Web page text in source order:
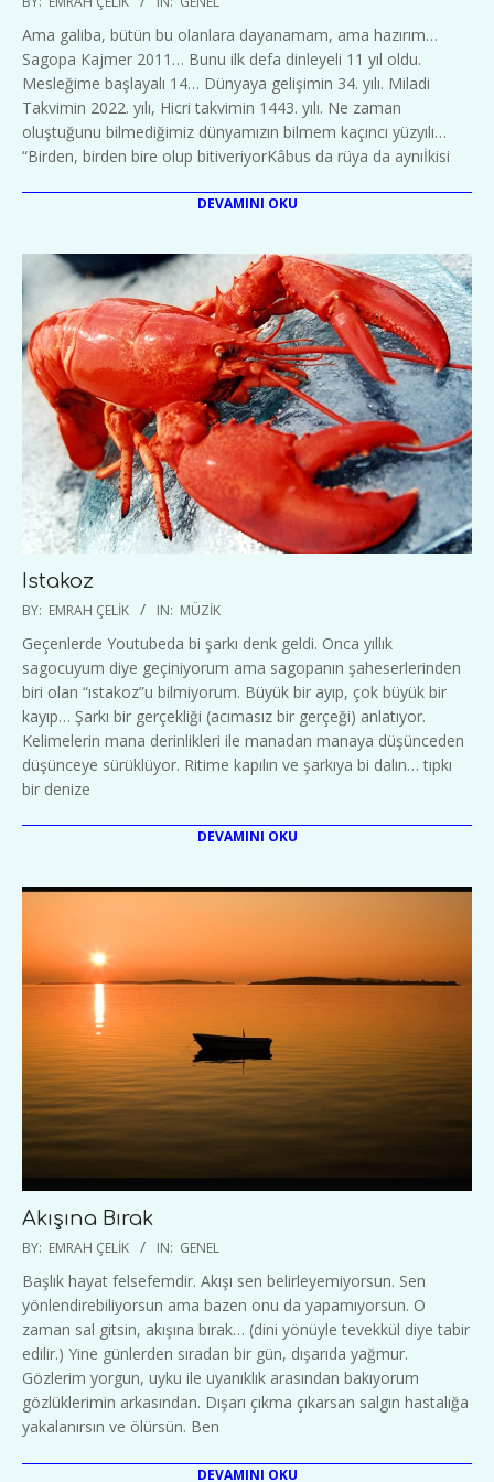
06
Ama galiba, bütün bu olanlara dayanamam, ama hazırım…
Sagopa Kajmer 2011… Bunu ilk defa dinleyeli 11 yıl oldu.
Mesleğime başlayalı 14… Dünyaya gelişimin 34. yılı. Miladi
Takvimin 2022. yılı, Hicri takvimin 1443. yılı. Ne zaman
oluştuğunu bilmediğimiz dünyamızın bilmem kaçıncı yüzyılı…
“Birden, birden bire olup bitiveriyorKâbus da rüya da aynıİkisi
DEVAMINI OKU
Istakoz
2020-
13
BY: EMRAH ÇELIK IN: MÜZIK
Geçenlerde Youtubeda bi şarkı denk geldi. Onca yıllık
sagocuyum diye geçiniyorum ama sagopanın şaheserlerinden
biri olan “ıstakoz”u bilmiyorum. Büyük bir ayıp, çok büyük bir
kayıp… Şarkı bir gerçekliği (acımasız bir gerçeği) anlatıyor.
Kelimelerin mana derinlikleri ile manadan manaya düşünceden
düşünceye sürüklüyor. Ritime kapılın ve şarkıya bi dalın… tıpkı
bir denize
DEVAMINI OKU
Akışına Bırak
2020-
01
BY: EMRAH ÇELIK IN: GENEL
Başlık hayat felsefemdir. Akışı sen belirleyemiyorsun. Sen
yönlendirebiliyorsun ama bazen onu da yapamıyorsun. O
zaman sal gitsin, akışına bırak… (dini yönüyle tevekkül diye tabir
edilir.) Yine günlerden sıradan bir gün, dışarıda yağmur.
Gözlerim yorgun, uyku ile uyanıklık arasından bakıyorum
gözlüklerimin arkasından. Dışarı çıkma çıkarsan salgın hastalığa
yakalanırsın ve ölürsün. Ben
DEVAMINI OKU